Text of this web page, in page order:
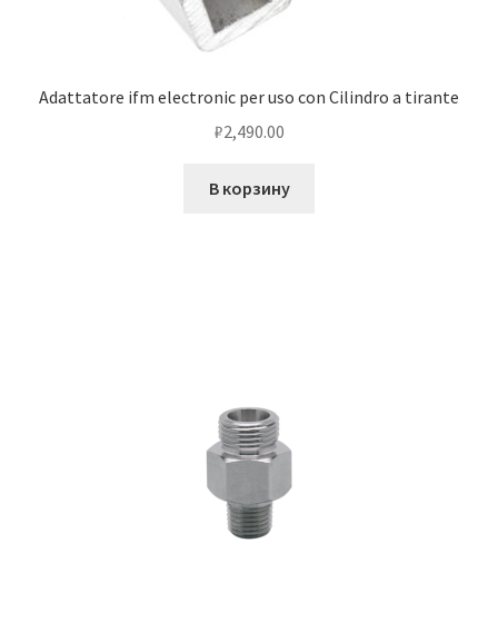
Adattatore ifm electronic per uso con Cilindro a tirante
₽2,490.00
В корзину